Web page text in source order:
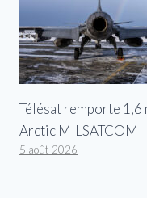
Télésat remporte
Arctic MILSATCOM
5 août 2026